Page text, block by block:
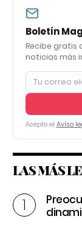
Boletín
Recibe gratis
noticias más
Acepto el Aviso
LAS MÁS